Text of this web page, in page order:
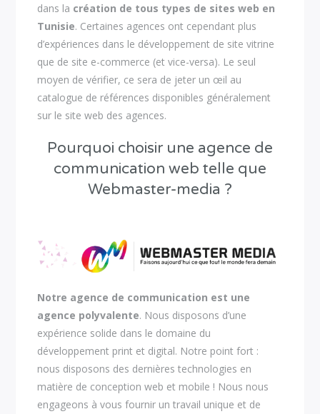
dans la création de tous types de sites web en
Tunisie. Certaines agences ont cependant plus
d’expériences dans le développement de site vitrine
que de site e-commerce (et vice-versa). Le seul
moyen de vérifier, ce sera de jeter un œil au
catalogue de références disponibles généralement
sur le site web des agences.
Pourquoi choisir une agence de
communication web telle que
Webmaster-media ?
Notre agence de communication est une
agence polyvalente. Nous disposons d’une
expérience solide dans le domaine du
développement print et digital. Notre point fort :
nous disposons des dernières technologies en
matière de conception web et mobile ! Nous nous
engageons à vous fournir un travail unique et de